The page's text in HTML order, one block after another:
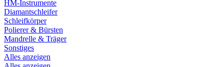
HM-Instrumente
Diamantschleifer
Schleifkörper
Polierer & Bürsten
Mandrelle & Träger
Sonstiges
Alles anzeigen